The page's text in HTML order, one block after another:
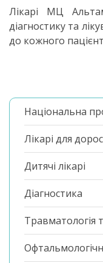
Лікарі МЦ
діагностику та
до кожного
Національна
Лікарі для
Дитячі лікарі
Діагностика
Травматологія